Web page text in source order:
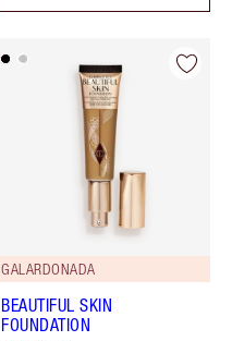
GALARDONADA
BEAUTIFUL SKIN
FOUNDATION